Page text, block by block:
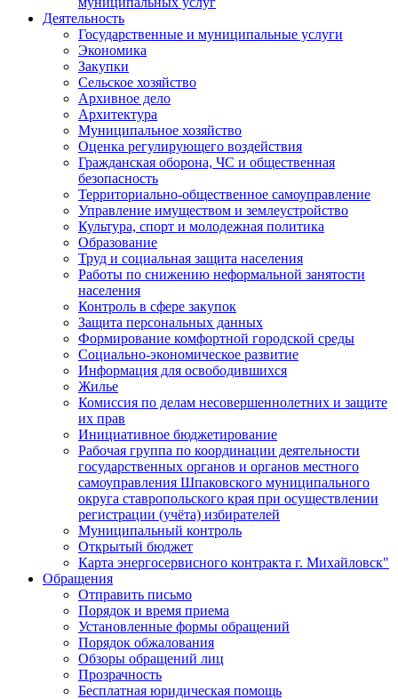
Деятельность
Государственные и муниципальные услуги
Экономика
Закупки
Сельское хозяйство
Архивное дело
Архитектура
Муниципальное хозяйство
Оценка регулирующего воздействия
Гражданская оборона, ЧС и общественная
безопасность
Территориально-общественное самоуправление
Управление имуществом и землеустройство
Культура, спорт и молодежная политика
Образование
Труд и социальная защита населения
Работы по снижению неформальной занятости
населения
Контроль в сфере закупок
Защита персональных данных
Формирование комфортной городской среды
Социально-экономическое развитие
Информация для освободившихся
Жилье
Комиссия по делам несовершеннолетних и защите
их прав
Инициативное бюджетирование
Рабочая группа по координации деятельности
государственных органов и органов местного
самоуправления Шпаковского муниципального
округа ставропольского края при осуществлении
регистрации (учёта) избирателей
Муниципальный контроль
Открытый бюджет
Карта энергосервисного контракта г. Михайловск"
Обращения
Отправить письмо
Порядок и время приема
Установленные формы обращений
Порядок обжалования
Обзоры обращений лиц
Прозрачность
Бесплатная юридическая помощь